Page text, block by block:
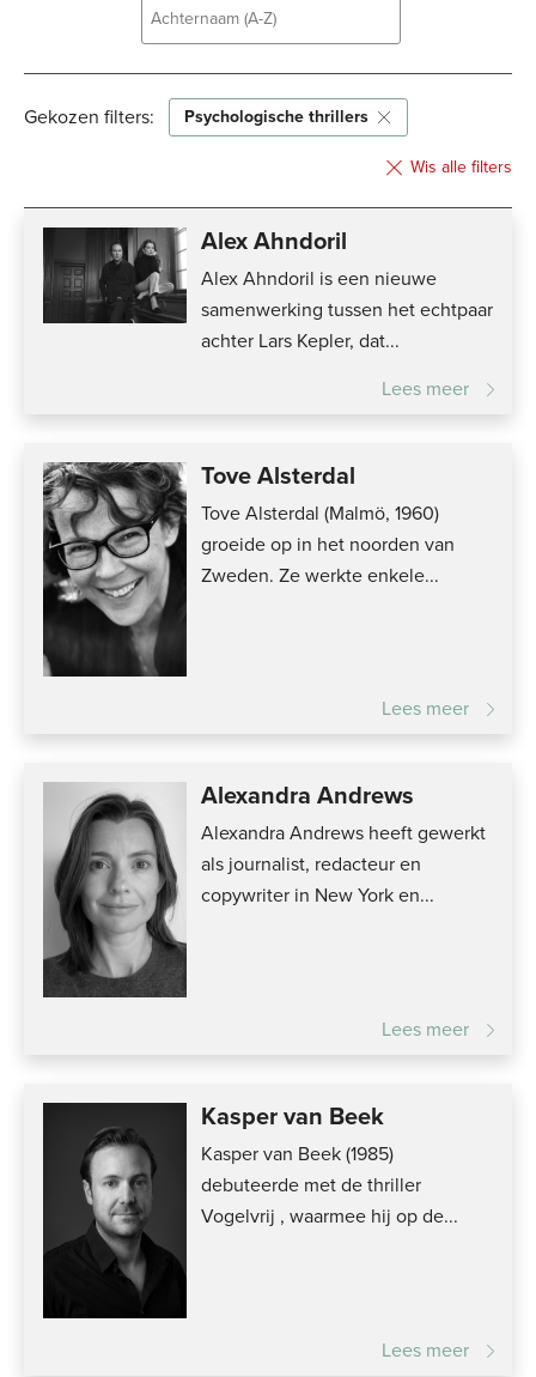
Achternaam (A-Z)
Achternaam (A-Z)
Achternaam (Z-A)
Voornaam (Z-A)
Gekozen filters:
Psychologische thrillers
Wis alle filters
Alex Ahndoril
Alex Ahndoril is een nieuwe
samenwerking tussen het echtpaar
achter Lars Kepler, dat...
Lees meer
Tove Alsterdal
Tove Alsterdal (Malmö, 1960)
groeide op in het noorden van
Zweden. Ze werkte enkele...
Lees meer
Alexandra Andrews
Alexandra Andrews heeft gewerkt
als journalist, redacteur en
copywriter in New York en...
Lees meer
Kasper van Beek
Kasper van Beek (1985)
debuteerde met de thriller
Vogelvrij , waarmee hij op de...
Lees meer